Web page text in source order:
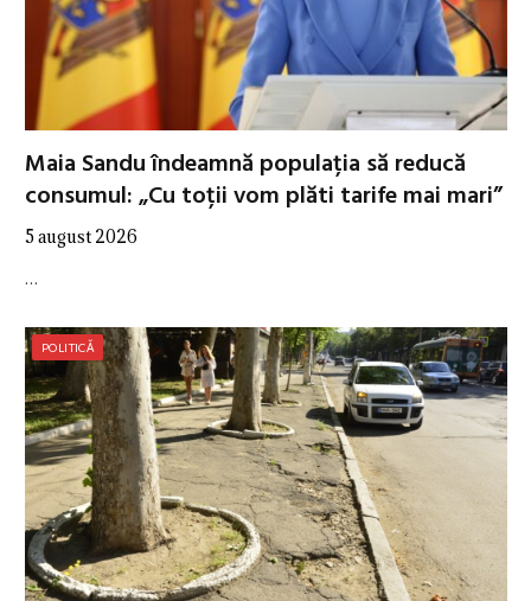
Maia Sandu îndeamnă populația să reducă
consumul: „Cu toții vom plăti tarife mai mari”
5 august 2026
…
POLITICĂ